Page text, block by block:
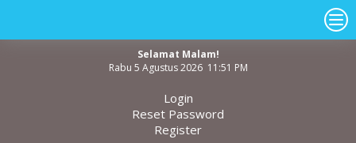
Selamat Malam!
Rabu 5 Agustus 2026 11:51 PM
Login
Reset Password
Register